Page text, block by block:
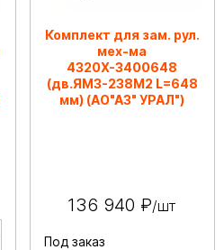
Комплект для зам. рул.
мех-ма
4320Х-3400648
(дв.ЯМЗ-238М2 L=648
мм) (АО"АЗ" УРАЛ")
136 940 ₽/шт
Под заказ